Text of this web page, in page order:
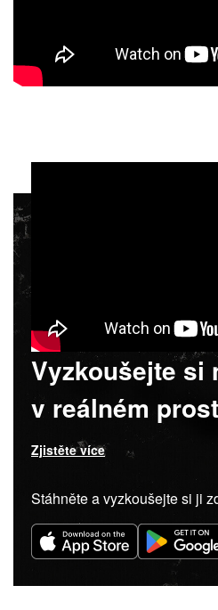
Vyzkoušejte si
v reálném
Zjistěte více
Stáhněte a vyzkoušejte si ji